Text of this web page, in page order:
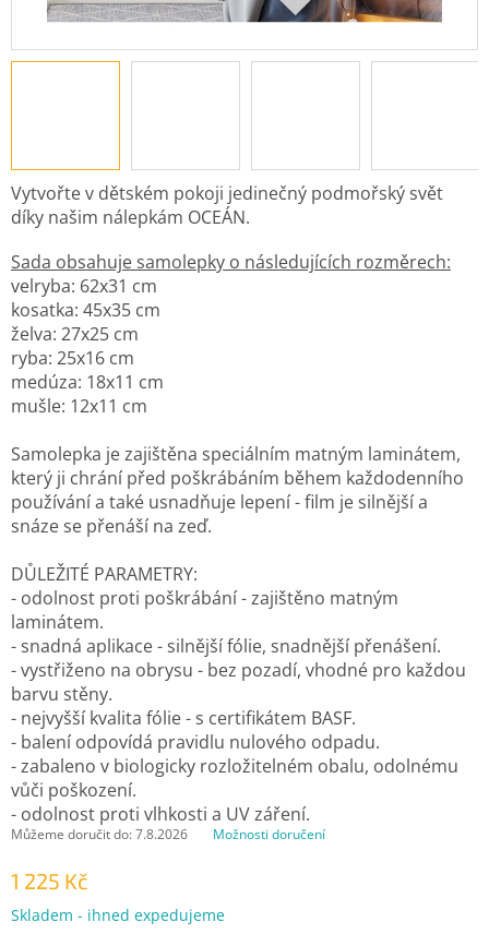
1 225 Kč
Měrná
Skladem - ihned expedujeme
Můžeme doručit do:7.8.2026 Možnosti doručení
Vytvořte v dětském pokoji jedinečný podmořský svět
díky našim nálepkám OCEÁN.
Sada obsahuje samolepky o následujících rozměrech:
velryba: 62x31 cm
kosatka: 45x35 cm
želva: 27x25 cm
ryba: 25x16 cm
medúza: 18x11 cm
mušle: 12x11 cm
Samolepka je zajištěna speciálním matným laminátem,
který ji chrání před poškrábáním během každodenního
používání a také usnadňuje lepení - film je silnější a
snáze se přenáší na zeď.
DŮLEŽITÉ PARAMETRY:
- odolnost proti poškrábání - zajištěno matným
laminátem.
- snadná aplikace - silnější fólie, snadnější přenášení.
- vystřiženo na obrysu - bez pozadí, vhodné pro každou
barvu stěny.
- nejvyšší kvalita fólie - s certifikátem BASF.
- balení odpovídá pravidlu nulového odpadu.
- zabaleno v biologicky rozložitelném obalu, odolnému
vůči poškození.
- odolnost proti vlhkosti a UV záření.